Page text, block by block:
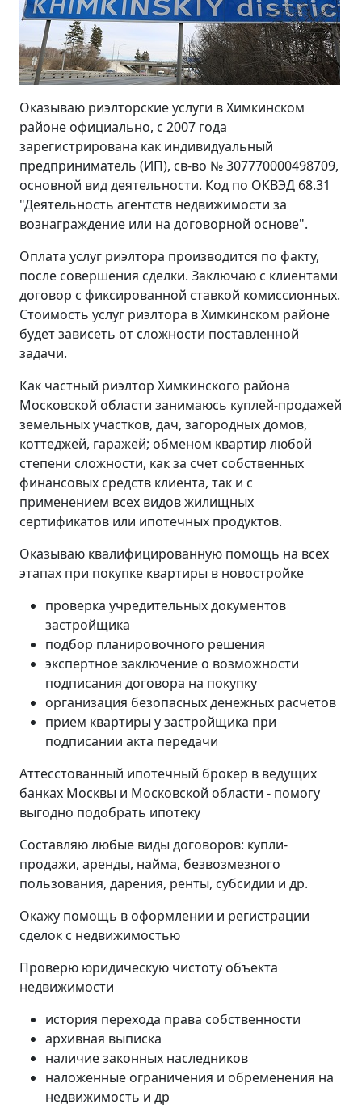
Оказываю риэлторские услуги в Химкинском
районе официально, с 2007 года
зарегистрирована как индивидуальный
предприниматель (ИП), св-во № 307770000498709,
основной вид деятельности. Код по ОКВЭД 68.31
"Деятельность агентств недвижимости за
вознаграждение или на договорной основе".
Оплата услуг риэлтора производится по факту,
после совершения сделки. Заключаю с клиентами
договор с фиксированной ставкой комиссионных.
Стоимость услуг риэлтора в Химкинском районе
будет зависеть от сложности поставленной
задачи.
Как частный риэлтор Химкинского района
Московской области занимаюсь куплей-продажей
земельных участков, дач, загородных домов,
коттеджей, гаражей; обменом квартир любой
степени сложности, как за счет собственных
финансовых средств клиента, так и с
применением всех видов жилищных
сертификатов или ипотечных продуктов.
Оказываю квалифицированную помощь на всех
этапах при покупке квартиры в новостройке
проверка учредительных документов
застройщика
подбор планировочного решения
экспертное заключение о возможности
подписания договора на покупку
организация безопасных денежных расчетов
прием квартиры у застройщика при
подписании акта передачи
Аттесстованный ипотечный брокер в ведущих
банках Москвы и Московской области - помогу
выгодно подобрать ипотеку
Составляю любые виды договоров: купли-
продажи, аренды, найма, безвозмезного
пользования, дарения, ренты, субсидии и др.
Окажу помощь в оформлении и регистрации
сделок с недвижимостью
Проверю юридическую чистоту объекта
недвижимости
история перехода права собственности
архивная выписка
наличие законных наследников
наложенные ограничения и обременения на
недвижимость и др